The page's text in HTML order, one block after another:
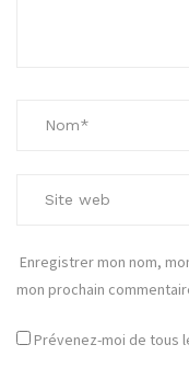
Enregistrer mon nom,
mon prochain
Prévenez-moi de tous